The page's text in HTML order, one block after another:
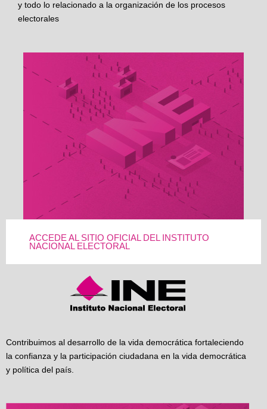
y todo lo relacionado a la organización de los procesos
electorales
ACCEDE AL SITIO OFICIAL DEL INSTITUTO
NACIONAL ELECTORAL
Contribuimos al desarrollo de la vida democrática fortaleciendo
la confianza y la participación ciudadana en la vida democrática
y política del país.